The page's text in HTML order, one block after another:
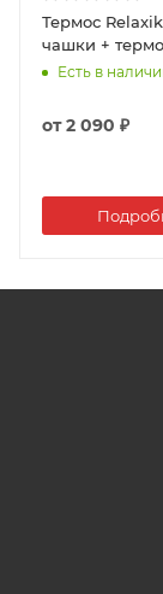
Термос
чашки +
Есть в
от2 090 ₽